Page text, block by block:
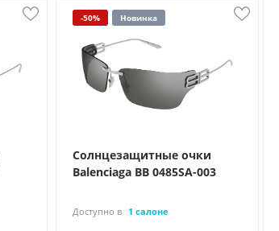
-50% Новинка
Солнцезащитные очки
Balenciaga BB 0485SA-003
Доступно в 1 салоне